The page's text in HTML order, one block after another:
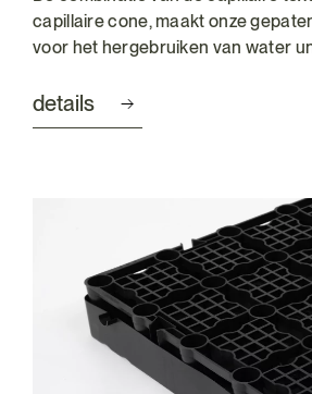
capillaire cone, maakt onze
voor het hergebruiken van water
details